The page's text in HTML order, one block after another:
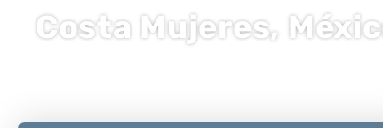
Costa Mujeres,